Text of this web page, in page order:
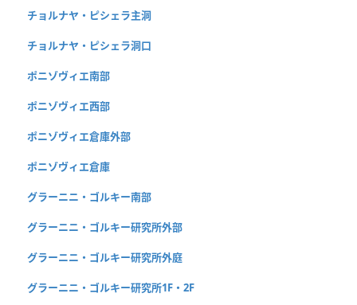
チョルナヤ・ピシェラ主洞
チョルナヤ・ピシェラ洞口
ポニゾヴィエ南部
ポニゾヴィエ西部
ポニゾヴィエ倉庫外部
ポニゾヴィエ倉庫
グラーニニ・ゴルキー南部
グラーニニ・ゴルキー研究所外部
グラーニニ・ゴルキー研究所外庭
グラーニニ・ゴルキー研究所1F・2F